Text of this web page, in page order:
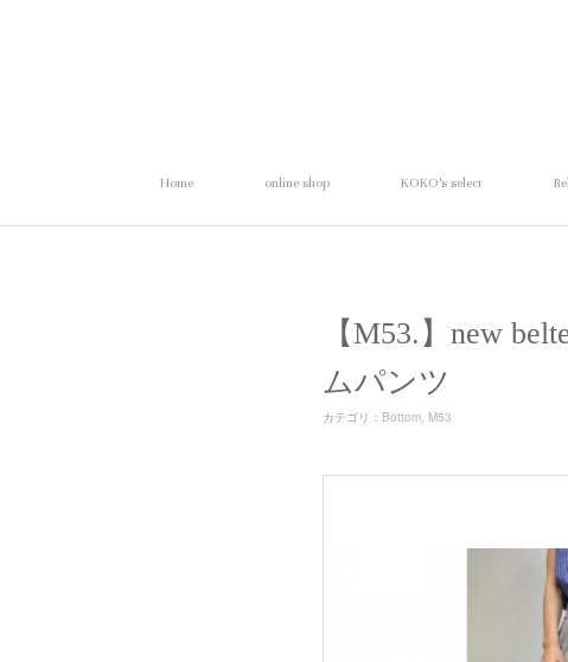
Home online shop KOKO's select
【M53.】new
ムパンツ
カテゴリ ： Bottom M53